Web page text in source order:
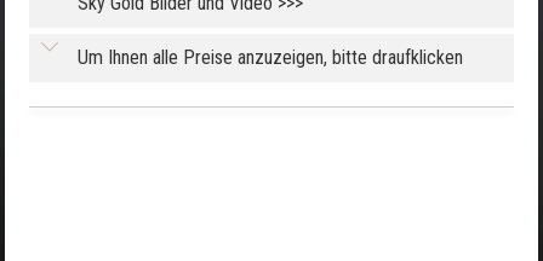
Um Ihnen alle Preise anzuzeigen, bitte draufklicken